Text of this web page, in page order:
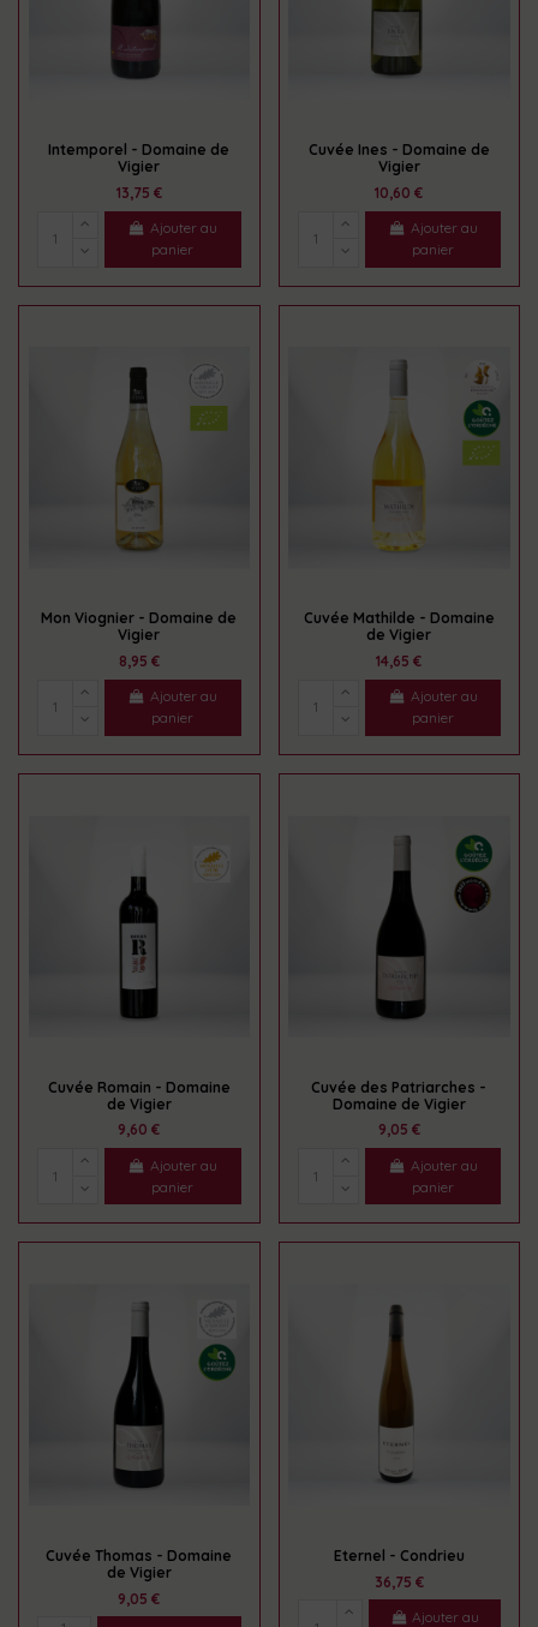
Intemporel - Domaine de
Vigier
13,75 €
Ajouter au
panier
Cuvée Ines - Domaine de
Vigier
10,60 €
Ajouter au
panier
Mon Viognier - Domaine de
Vigier
8,95 €
Ajouter au
panier
Cuvée Mathilde - Domaine
de Vigier
14,65 €
Ajouter au
panier
Cuvée Romain - Domaine
de Vigier
9,60 €
Ajouter au
panier
Cuvée des Patriarches -
Domaine de Vigier
9,05 €
Ajouter au
panier
Cuvée Thomas - Domaine
de Vigier
9,05 €
Eternel - Condrieu
36,75 €
Ajouter au